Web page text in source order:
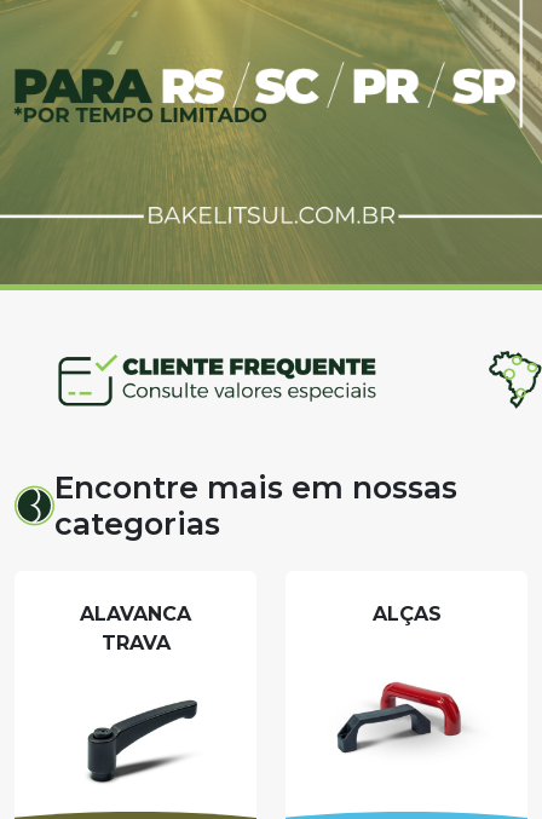
Encontre mais em nossas
categorias
ALAVANCA
TRAVA
ALÇAS